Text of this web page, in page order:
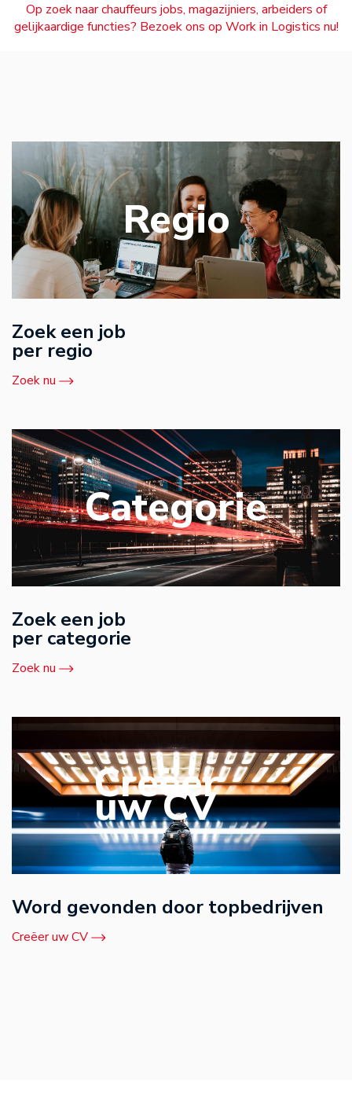
Op zoek naar chauffeurs jobs, magazijniers, arbeiders of
gelijkaardige functies? Bezoek ons op Work in Logistics nu!
Regio
Zoek een job
per regio
Zoek nu
Categorie
Zoek een job
per categorie
Zoek nu
Creëer
uw CV
Word gevonden door topbedrijven
Creëer uw CV